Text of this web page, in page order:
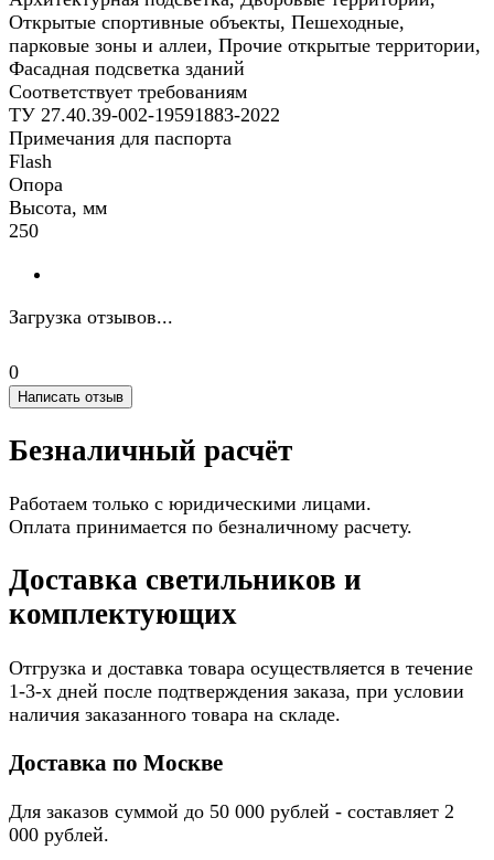
Открытые спортивные объекты, Пешеходные,
парковые зоны и аллеи, Прочие открытые территории,
Фасадная подсветка зданий
Соответствует требованиям
ТУ 27.40.39-002-19591883-2022
Примечания для паспорта
Flash
Опора
Высота, мм
250
Загрузка отзывов...
0
Написать отзыв
Безналичный расчёт
Работаем только с юридическими лицами.
Оплата принимается по безналичному расчету.
Доставка светильников и
комплектующих
Отгрузка и доставка товара осуществляется в течение
1-3-х дней после подтверждения заказа, при условии
наличия заказанного товара на складе.
Доставка по Москве
Для заказов суммой до 50 000 рублей - составляет 2
000 рублей.